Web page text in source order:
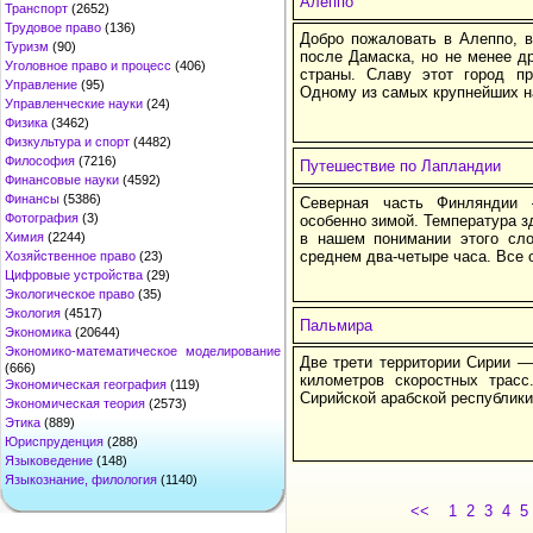
Транспорт (2652)
Трудовое право (136)
Туризм (90)
Уголовное право и процесс (406)
Управление (95)
Управленческие науки (24)
Физика (3462)
Физкультура и спорт (4482)
Философия (7216)
Финансовые науки (4592)
Финансы (5386)
Фотография (3)
Химия (2244)
Хозяйственное право (23)
Цифровые устройства (29)
Экологическое право (35)
Экология (4517)
Экономика (20644)
Экономико-математическое моделирование
(666)
Экономическая география (119)
Экономическая теория (2573)
Этика (889)
Юриспруденция (288)
Языковедение (148)
Языкознание, филология (1140)
Добро пожаловать в Алеппо,
после Дамаска, но не менее
страны. Славу этот город
Одному из самых крупнейших
Путешествие по Лапландии
Северная часть
особенно зимой. Температура
в нашем понимании этого
среднем два-четыре часа. Все
Пальмира
Две трети территории Сирии
километров скоростных
Сирийской арабской
<< 1 2 3 4 5